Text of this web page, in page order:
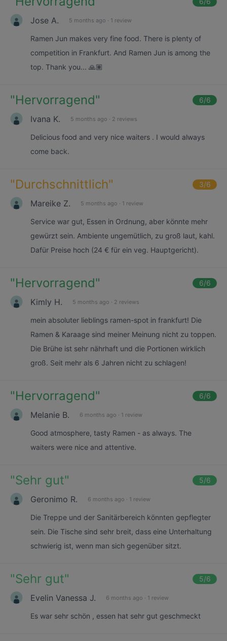
Jose A. 5 months ago · 1 review
Ramen Jun makes very fine food. There is plenty of
competition in Frankfurt. And Ramen Jun is among the
top. Thank you... 🙏🏽
"Hervorragend" 6/6
Ivana K. 5 months ago · 2 reviews
Delicious food and very nice waiters . I would always
come back.
"Durchschnittlich" 3/6
Mareike Z. 5 months ago · 1 review
Service war gut, Essen in Ordnung, aber könnte mehr
gewürzt sein. Ambiente ungemütlich, zu groß laut, kahl.
Dafür Preise hoch (24 € für ein veg. Hauptgericht).
"Hervorragend" 6/6
Kimly H. 5 months ago · 2 reviews
mein absoluter lieblings ramen-spot in frankfurt! Die
Ramen & Karaage sind meiner Meinung nicht zu toppen.
Die Brühe ist sehr nährhaft und die Portionen wirklich
groß. Seit mehr als 6 Jahren nicht zu schlagen!
"Hervorragend" 6/6
Melanie B. 6 months ago · 1 review
Good atmosphere, tasty Ramen - as always. The
waiters were nice and attentive.
"Sehr gut" 5/6
Geronimo R. 6 months ago · 1 review
Die Treppe und der Sanitärbereich könnten gepflegter
sein. Die Tische sind sehr breit, dass eine Unterhaltung
schwierig ist, wenn man sich gegenüber sitzt.
"Sehr gut" 5/6
Evelin Vanessa J. 6 months ago · 1 review
Es war sehr schön , essen hat sehr gut geschmeckt